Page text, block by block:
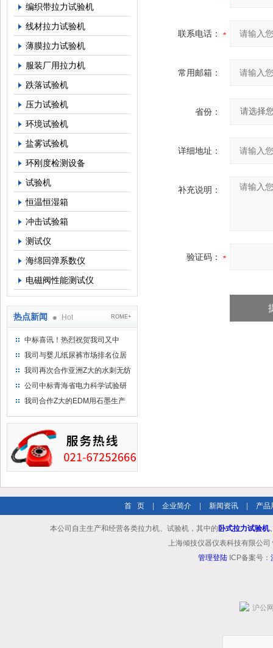
编织带拉力试验机
线材拉力试验机
薄膜拉力试验机
服装厂用拉力机
跌落试验机
压力试验机
环境试验机
盐雾试验机
环刚度检测设备
试验机
恒温恒湿箱
冲击试验箱
测试仪
海绵回弹系数仪
电磁阀性能测试仪
热点新闻 Hot ROME+
中标喜讯！热烈祝贺我司又中
标！
我司与婴儿纸尿裤市场排名位居
名的全日美实业合作成功！
我司再次合作亚洲Z大的水刺无纺
布供应商-南六企业！
公司中标青海省电力科学试验研
究院！
我司合作Z大的EDM用石墨生产
联系电话：
常用邮箱：
省份：
详细地址：
补充说明：
验证码：
首 页 企业简介 新闻资讯 产品
本公司自主生产和经营各类拉力机、试验机，其中的 卧式拉力试验机
上海倾技仪器仪表科技有限公
管理登陆 ICP备案号：
沪公